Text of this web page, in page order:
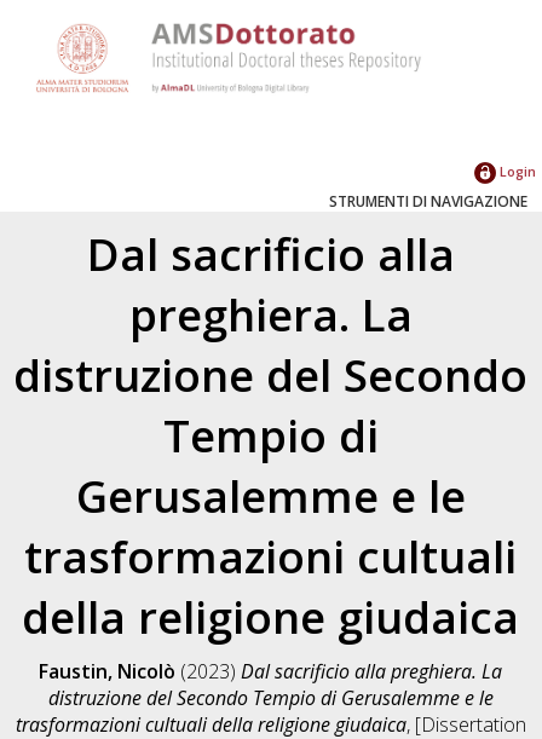
Login
STRUMENTI DI NAVIGAZIONE
Dal sacrificio alla
preghiera. La
distruzione del Secondo
Tempio di
Gerusalemme e le
trasformazioni cultuali
della religione giudaica
Faustin, Nicolò (2023)Dal sacrificio alla preghiera. La
distruzione del Secondo Tempio di Gerusalemme e le
trasformazioni cultuali della religione giudaica, [Dissertation